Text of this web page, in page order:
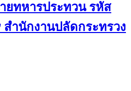
ยทหารประทวน รหัส
ำนักงานปลัดกระทรวง